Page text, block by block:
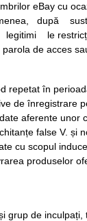
eBay cu
după
le
de acces
repetat în
de înregistrare
aferente unor
false V. și
cu scopul
produselor
grup de inculpați,